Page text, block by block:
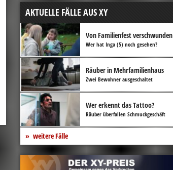
AKTUELLE FÄLLE AUS XY
Von Familienfest verschwunden
Wer hat Inga (5) noch gesehen?
Räuber in Mehrfamilienhaus
Zwei Bewohner ausgeschaltet
Wer erkennt das Tattoo?
Räuber überfallen Schmuckgeschäft
weitere Fälle